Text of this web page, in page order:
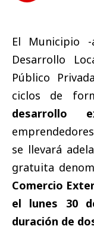
El Municipio
Desarrollo
Público
ciclos de
desarrollo
se llevará
gratuita
Comercio
el lunes 30
duración de